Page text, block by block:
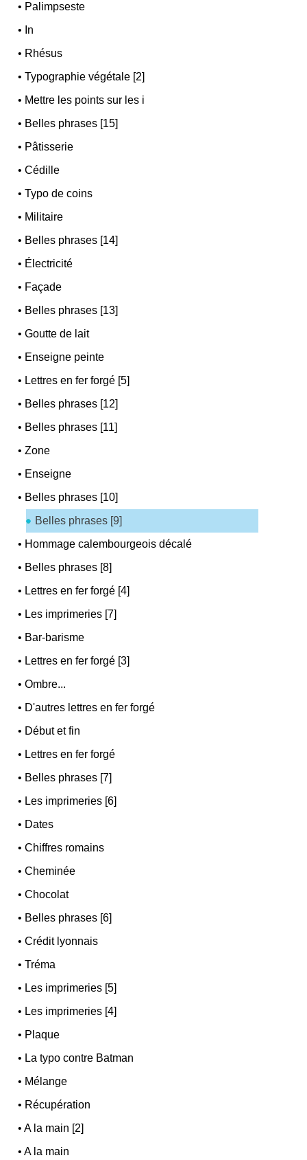
• Palimpseste
• In
• Rhésus
•Typographie végétale [2]
• Mettre les points sur les i
• Belles phrases [15]
• Pâtisserie
•Cédille
•Typo de coins
• Militaire
• Belles phrases [14]
• Électricité
• Façade
• Belles phrases [13]
•Goutte de lait
• Enseigne peinte
• Lettres en fer forgé [5]
• Belles phrases [12]
• Belles phrases [11]
•Zone
• Enseigne
• Belles phrases [10]
Belles phrases [9]
• Hommage calembourgeois décalé
• Belles phrases [8]
• Lettres en fer forgé [4]
• Les imprimeries [7]
• Bar-barisme
• Lettres en fer forgé [3]
•Ombre...
• D'autres lettres en fer forgé
• Début et fin
• Lettres en fer forgé
• Belles phrases [7]
• Les imprimeries [6]
• Dates
•Chiffres romains
•Cheminée
•Chocolat
• Belles phrases [6]
•Crédit lyonnais
•Tréma
• Les imprimeries [5]
• Les imprimeries [4]
• Plaque
• La typo contre Batman
• Mélange
• Récupération
•A la main [2]
•A la main